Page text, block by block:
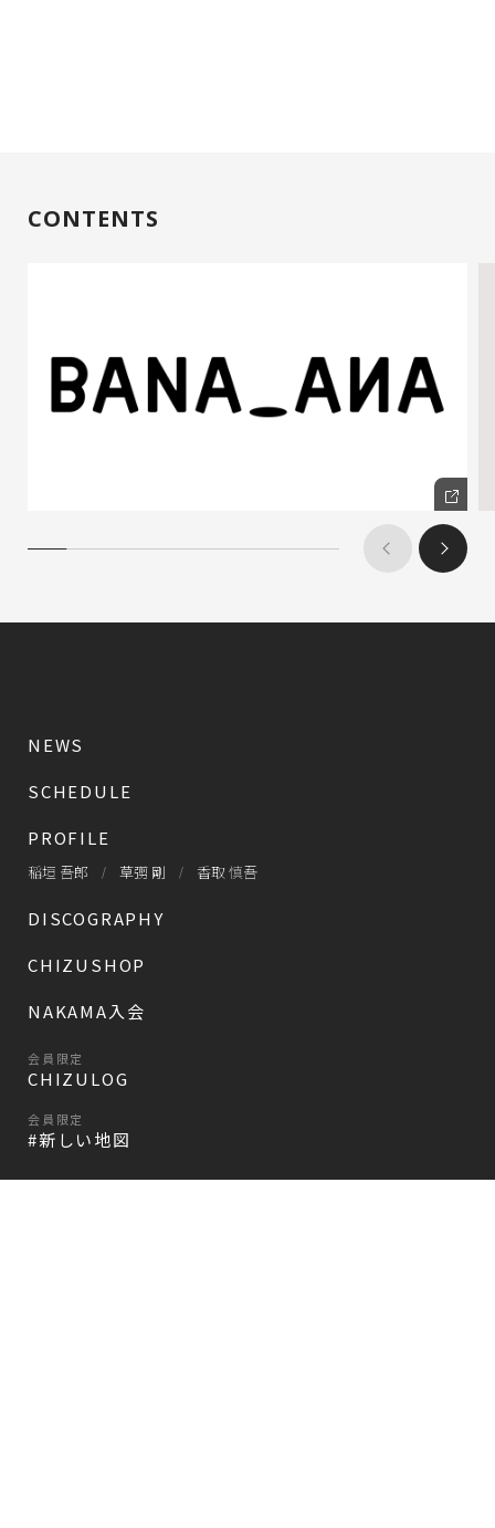
CONTENTS
NEWS
SCHEDULE
PROFILE
稲垣 吾郎 草彅 剛 香取 慎吾
DISCOGRAPHY
CHIZUSHOP
NAKAMA入会
会員限定
CHIZULOG
会員限定
#新しい地図